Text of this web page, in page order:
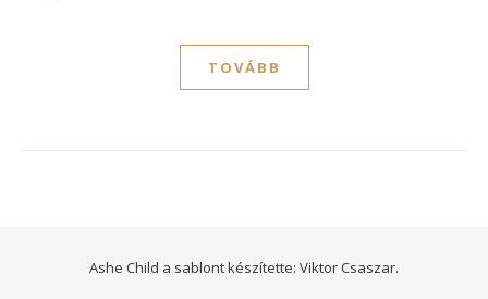
TOVÁBB
Ashe Child a sablont készítette: Viktor Csaszar.